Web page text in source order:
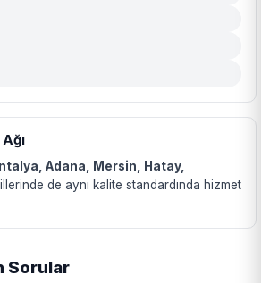
Adana, Mersin, Hatay,
illerinde de aynı kalite standardında hizmet
Sorular